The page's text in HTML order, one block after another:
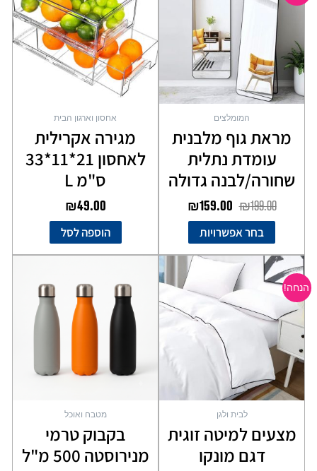
המומלצים
מראת גוף מלבנית
עומדת נתלית
שחורה/לבנה גדולה
₪199.00
₪199.00.
₪159.00
בחר אפשרויות
האפשרויות
בעמוד
אחסון וארגון הבית
מגירה אקרילית
לאחסון 21*11*33
ס"מ L
₪49.00
הוספה לסל
הנחה!
לבית ולגן
מצעים למיטה זוגית
דגם מונקו
המחיר
היה:
₪129.00.
המחיר
הנוכחי
הוא:
₪89.00.
זה
יש
מספר
את
האפשרויות
בעמוד
מטבח ואוכל
בקבוק טרמי
מנירוסטה 500 מ"ל
מספר
סוגים.
את